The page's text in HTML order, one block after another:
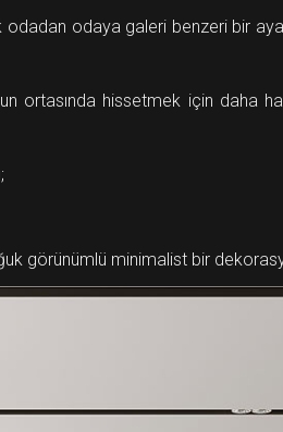
odadan odaya galeri benzeri bir
ortasında hissetmek için daha
görünümlü minimalist bir